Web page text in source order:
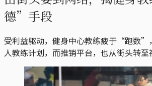
德”手段
受利益驱动，健身中心教练疲于“跑数”
人教练计划，而推销平台，也从街头转至